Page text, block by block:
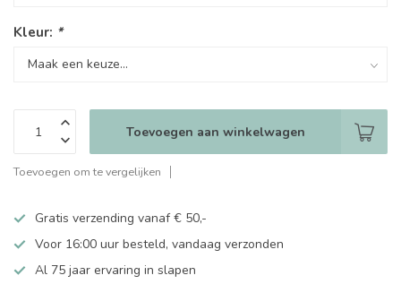
Kleur: *
Toevoegen aan winkelwagen
Toevoegen om te vergelijken
Gratis verzending vanaf € 50,-
Voor 16:00 uur besteld, vandaag verzonden
Al 75 jaar ervaring in slapen